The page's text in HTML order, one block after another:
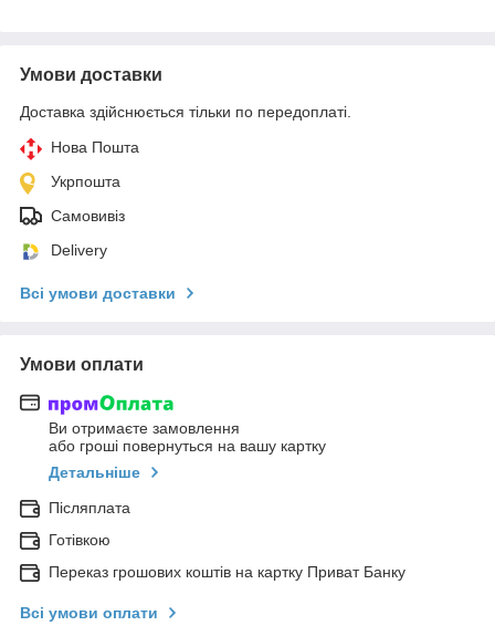
Умови доставки
Доставка здійснюється тільки по передоплаті.
Нова Пошта
Укрпошта
Самовивіз
Delivery
Всі умови доставки
Умови оплати
Ви отримаєте замовлення
або гроші повернуться на вашу картку
Детальніше
Післяплата
Готівкою
Переказ грошових коштів на картку Приват Банку
Всі умови оплати